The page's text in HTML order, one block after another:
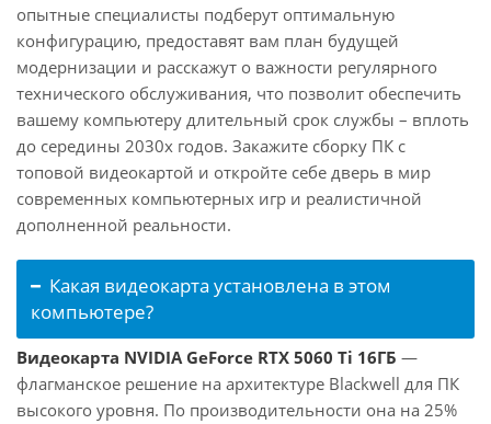
опытные специалисты подберут оптимальную
конфигурацию, предоставят вам план будущей
модернизации и расскажут о важности регулярного
технического обслуживания, что позволит обеспечить
вашему компьютеру длительный срок службы – вплоть
до середины 2030х годов. Закажите сборку ПК с
топовой видеокартой и откройте себе дверь в мир
современных компьютерных игр и реалистичной
дополненной реальности.
Какая видеокарта установлена в этом
компьютере?
Видеокарта NVIDIA GeForce RTX 5060 Ti 16ГБ —
флагманское решение на архитектуре Blackwell для ПК
высокого уровня. По производительности она на 25%